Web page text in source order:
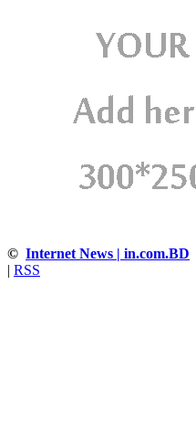
© Internet News | in.com.BD
RSS